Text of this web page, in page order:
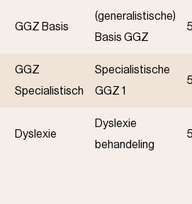
GGZ Basis
(generalistische)
Basis GGZ
GGZ
Specialistisch
Specialistische
GGZ 1
Dyslexie
Dyslexie
behandeling